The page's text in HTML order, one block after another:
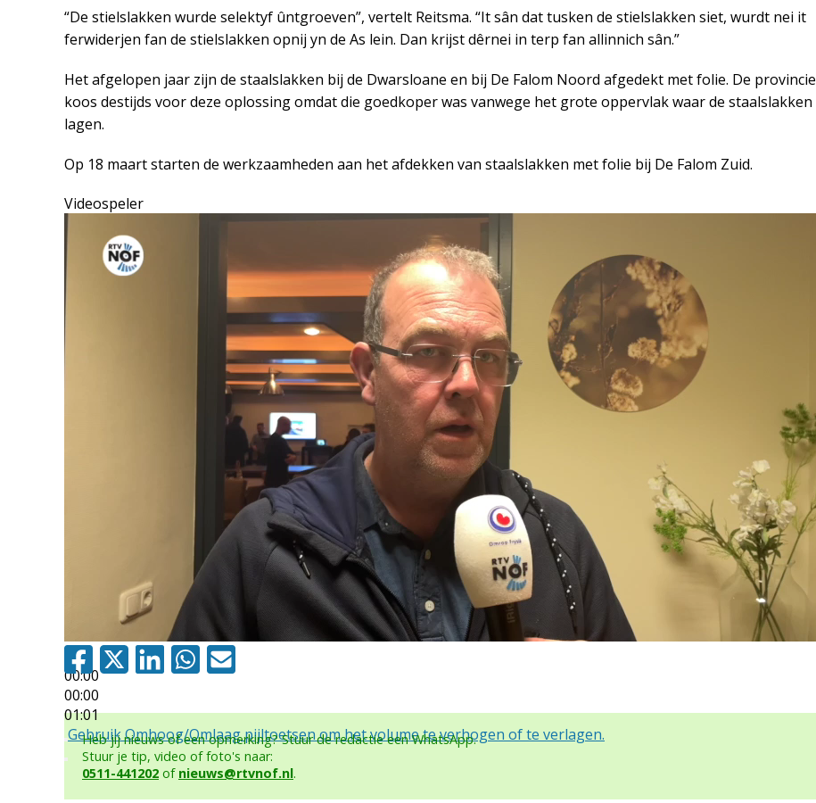
“De stielslakken wurde selektyf ûntgroeven”, vertelt Reitsma. “It sân dat tusken de stielslakken siet, wurdt nei it
ferwiderjen fan de stielslakken opnij yn de As lein. Dan krijst dêrnei in terp fan allinnich sân.”
Het afgelopen jaar zijn de staalslakken bij de Dwarsloane en bij De Falom Noord afgedekt met folie. De provincie
koos destijds voor deze oplossing omdat die goedkoper was vanwege het grote oppervlak waar de staalslakken
lagen.
Op 18 maart starten de werkzaamheden aan het afdekken van staalslakken met folie bij De Falom Zuid.
Videospeler
00:00
00:00
01:01
Gebruik Omhoog/Omlaag pijltoetsen om het volume te verhogen of te verlagen.
Heb jij nieuws of een opmerking? Stuur de redactie een WhatsApp.
Stuur je tip, video of foto's naar:
0511-441202 of nieuws@rtvnof.nl.